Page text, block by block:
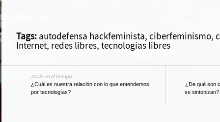
Tags: autodefensa hackfeminista, ciberfeminismo,
Internet, redes libres, tecnologías libres
Atrás en el tiempo
¿Cuál es nuestra relación con lo que entendemos
por tecnologías?
¿De qué son
se